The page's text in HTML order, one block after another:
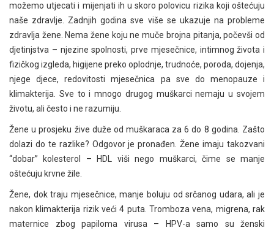
možemo utjecati i mijenjati ih u skoro polovicu rizika koji oštećuju
naše zdravlje. Zadnjih godina sve više se ukazuje na probleme
zdravlja žene. Nema žene koju ne muče brojna pitanja, počevši od
djetinjstva – njezine spolnosti, prve mjesečnice, intimnog života i
fizičkog izgleda, higijene preko oplodnje, trudnoće, poroda, dojenja,
njege djece, redovitosti mjesečnica pa sve do menopauze i
klimakterija. Sve to i mnogo drugog muškarci nemaju u svojem
životu, ali često i ne razumiju.
Žene u prosjeku žive duže od muškaraca za 6 do 8 godina. Zašto
dolazi do te razlike? Odgovor je pronađen. Žene imaju takozvani
“dobar” kolesterol – HDL viši nego muškarci, čime se manje
oštećuju krvne žile.
Žene, dok traju mjesečnice, manje boluju od srčanog udara, ali je
nakon klimakterija rizik veći 4 puta. Tromboza vena, migrena, rak
maternice zbog papiloma virusa – HPV-a samo su ženski